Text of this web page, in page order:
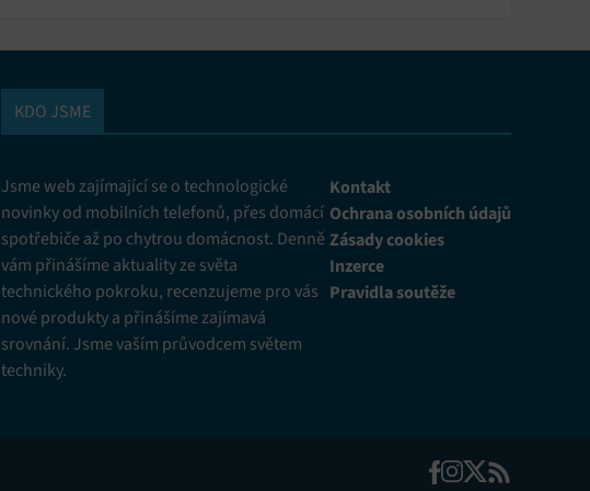
KDO JSME
Jsme web zajímající se o technologické
novinky od mobilních telefonů, přes domácí
spotřebiče až po chytrou domácnost. Denně
vám přinášíme aktuality ze světa
technického pokroku, recenzujeme pro vás
nové produkty a přinášíme zajímavá
srovnání. Jsme vaším průvodcem světem
techniky.
Kontakt
Ochrana osobních údajů
Zásady cookies
Inzerce
Pravidla soutěže